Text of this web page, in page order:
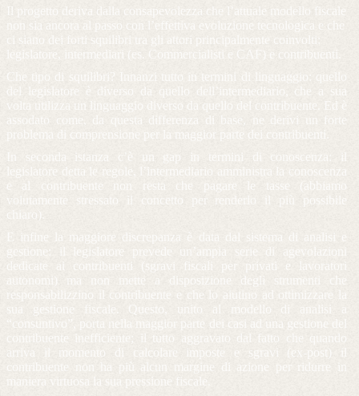
Il progetto deriva dalla consapevolezza che l’attuale modello fiscale
non sia ancora al passo con l’effettiva evoluzione tecnologica e che
ci siano dei forti squilibri tra gli attori principalmente coinvolti:
legislatore, intermediari (es. Commercialisti e CAF) e contribuenti.
Che tipo di squilibri? Innanzi tutto in termini di linguaggio: quello
del legislatore è diverso da quello dell’intermediario, che a sua
volta utilizza un linguaggio diverso da quello del contribuente. Ed è
assodato come, da questa differenza di base, ne derivi un forte
problema di comprensione per la maggior parte dei contribuenti.
In seconda istanza c’è un gap in termini di conoscenza: il
legislatore detta le regole, l’intermediario amministra la conoscenza
e al contribuente non resta che pagare le tasse (abbiamo
volutamente stressato il concetto per renderlo il più possibile
E infine la maggiore discrepanza è data dal sistema di analisi e
gestione: il legislatore prevede un’ampia serie di agevolazioni
dedicate ai contribuenti (sgravi fiscali per privati e lavoratori
autonomi) ma non mette a disposizione degli strumenti che
responsabilizzino il contribuente e che lo aiutino ad ottimizzare la
sua gestione fiscale. Questo, unito al modello di analisi a
“consuntivo”, porta nella maggior parte dei casi ad una gestione del
contribuente inefficiente; il tutto aggravato dal fatto che quando
arriva il momento di calcolare imposte e sgravi (ex-post) il
contribuente non ha più alcun margine di azione per ridurre in
maniera virtuosa la sua pressione fiscale.